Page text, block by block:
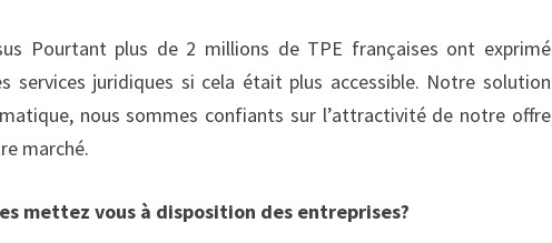
Pourtant plus de 2 millions de TPE françaises ont exprimé
services juridiques si cela était plus accessible. Notre solution
nous sommes confiants sur l’attractivité de notre offre
marché.
mettez vous à disposition des entreprises?